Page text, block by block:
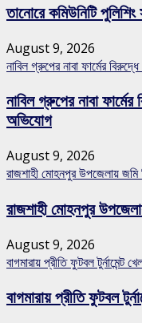
তানোরে কমিউনিটি
August 9, 2026
নাবিল গ্রুপের নাবা ফার্মের
নাবিল গ্রুপের নাবা
অভিযোগ
August 9, 2026
রাজশাহী মোহনপুর উপজেলায় জমি
রাজশাহী মোহনপুর
August 9, 2026
বাগমারায় প্রীতি ফুটবল টুর্নামেন্ট
বাগমারায় প্রীতি ফুটবল